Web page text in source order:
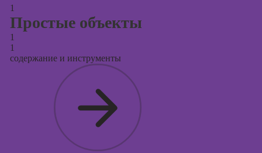
1
Простые объекты
1
1
содержание и инструменты